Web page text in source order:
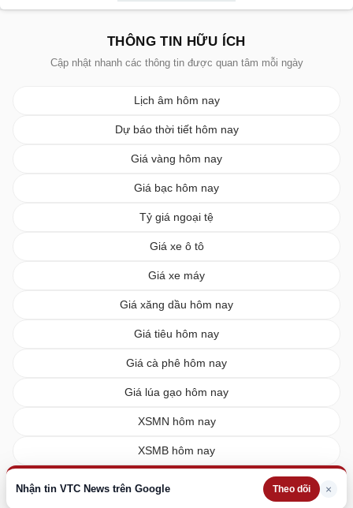
Nhận tin VTC News trên Google Theo dõi ×
THÔNG TIN HỮU ÍCH
Cập nhật nhanh các thông tin được quan tâm mỗi ngày
Lịch âm hôm nay
Dự báo thời tiết hôm nay
Giá vàng hôm nay
Giá bạc hôm nay
Tỷ giá ngoại tệ
Giá xe ô tô
Giá xe máy
Giá xăng dầu hôm nay
Giá tiêu hôm nay
Giá cà phê hôm nay
Giá lúa gạo hôm nay
XSMN hôm nay
XSMB hôm nay